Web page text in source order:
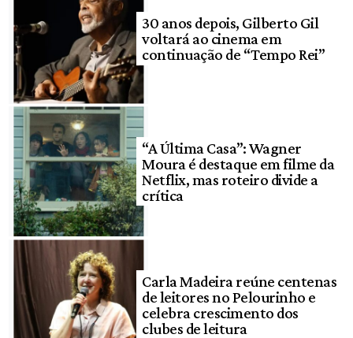
30 anos depois, Gilberto Gil
voltará ao cinema em
continuação de “Tempo Rei”
“A Última Casa”: Wagner
Moura é destaque em filme da
Netflix, mas roteiro divide a
crítica
Carla Madeira reúne centenas
de leitores no Pelourinho e
celebra crescimento dos
clubes de leitura